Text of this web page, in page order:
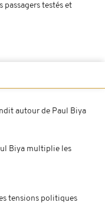
passagers testés et
autour de Paul Biya
Biya multiplie les
tensions politiques